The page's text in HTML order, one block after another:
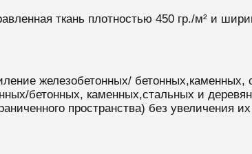
ткань плотностью 450 гр./м² и
железобетонных/ бетонных,каменных,
бетонных, каменных,стальных и
пространства) без увеличения